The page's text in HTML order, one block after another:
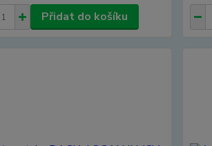
Přidat do košíku